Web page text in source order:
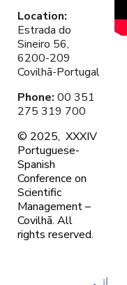
Location:
Estrada do
Sineiro 56,
6200-209
Covilhã-Portugal
Phone: 00 351
275 319 700
© 2025, XXXIV
Portuguese-
Spanish
Conference on
Scientific
Management –
Covilhã. All
rights reserved.